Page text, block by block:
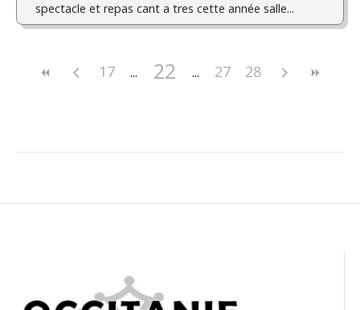
spectacle et repas cant a tres cette année salle...
17 22 27 28